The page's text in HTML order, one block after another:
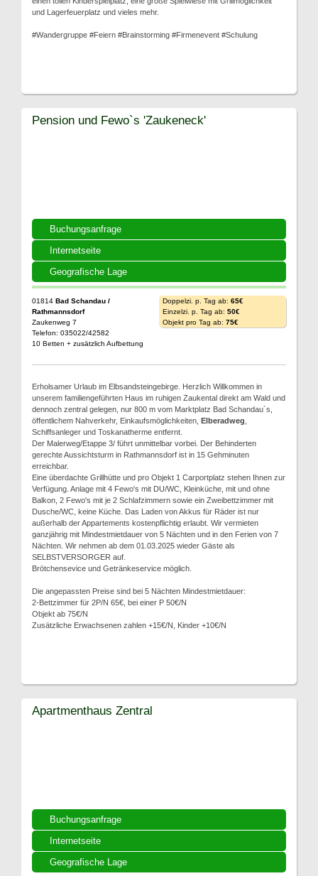
und Lagerfeuerplatz und vieles mehr.
#Wandergruppe #Feiern #Brainstorming #Firmenevent #Schulung
Buchungsanfrage
Internetseite
Geografische Lage
Pension und Fewo`s 'Zaukeneck'
01814 Bad Schandau /
Rathmannsdorf
Zaukenweg 7
Telefon: 035022/42582
10 Betten + zusätzlich Aufbettung
Doppelzi. p. Tag ab: 65€
Einzelzi. p. Tag ab: 50€
Objekt pro Tag ab: 75€
Erholsamer Urlaub im Elbsandsteingebirge. Herzlich Willkommen in
unserem familiengeführten Haus im ruhigen Zaukental direkt am Wald und
dennoch zentral gelegen, nur 800 m vom Marktplatz Bad Schandau´s,
öffentlichem Nahverkehr, Einkaufsmöglichkeiten, Elberadweg
Schiffsanleger und Toskanatherme entfernt.
Der Malerweg/Etappe 3/ führt unmittelbar vorbei. Der Behinderten
gerechte Aussichtsturm in Rathmannsdorf ist in 15 Gehminuten
erreichbar.
Eine überdachte Grillhütte und pro Objekt 1 Carportplatz stehen Ihnen zur
Verfügung. Anlage mit 4 Fewo's mit DU/WC, Kleinküche, mit und ohne
Balkon, 2 Fewo's mit je 2 Schlafzimmern sowie ein Zweibettzimmer mit
Dusche/WC, keine Küche. Das Laden von Akkus für Räder ist nur
außerhalb der Appartements kostenpflichtig erlaubt. Wir vermieten
ganzjährig mit Mindestmietdauer von 5 Nächten und in den Ferien von 7
Nächten. Wir nehmen ab dem 01.03.2025 wieder Gäste als
SELBSTVERSORGER auf.
Brötchensevice und Getränkeservice möglich.
Die angepassten Preise sind bei 5 Nächten Mindestmietdauer:
2-Bettzimmer für 2P/N 65€, bei einer P 50€/N
Objekt ab 75€/N
Zusätzliche Erwachsenen zahlen +15€/N, Kinder +10€/N
Buchungsanfrage
Internetseite
Geografische Lage
Apartmenthaus Zentral